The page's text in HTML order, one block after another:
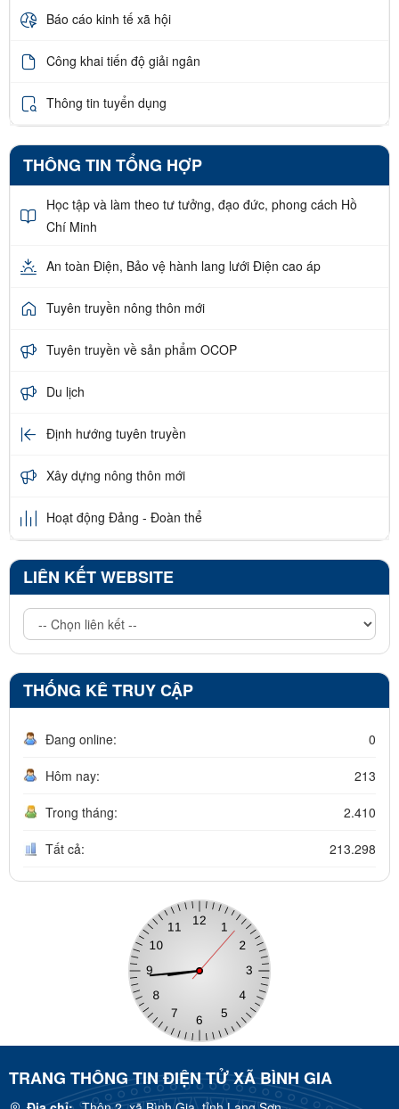
Báo cáo kinh tế xã hội
Công khai tiến độ giải ngân
Thông tin tuyển dụng
THÔNG TIN TỔNG HỢP
Học tập và làm theo tư tưởng, đạo đức, phong cách Hồ
Chí Minh
An toàn Điện, Bảo vệ hành lang lưới Điện cao áp
Tuyên truyền nông thôn mới
Tuyên truyền về sản phẩm OCOP
Du lịch
Định hướng tuyên truyền
Xây dựng nông thôn mới
Hoạt động Đảng - Đoàn thể
LIÊN KẾT WEBSITE
THỐNG KÊ TRUY CẬP
Đang online: 0
Hôm nay: 213
Trong tháng: 2.410
Tất cả: 213.298
TRANG THÔNG TIN ĐIỆN TỬ XÃ BÌNH GIA